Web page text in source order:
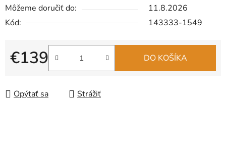
Môžeme doručiť do:
11.8.2026
Kód:
143333-1549
€139
Jednotková cena:
DO KOŠÍKA
Opýtať sa Strážiť